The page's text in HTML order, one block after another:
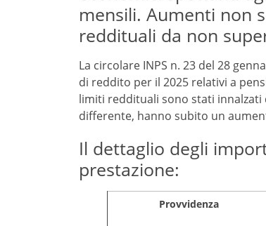
mensili. Aumenti non
reddituali da non
La circolare INPS n. 23 del 28
di reddito per il 2025 relativi a
limiti reddituali sono stati innalzati
differente, hanno subito un
Il dettaglio degli
prestazione:
Provvidenza